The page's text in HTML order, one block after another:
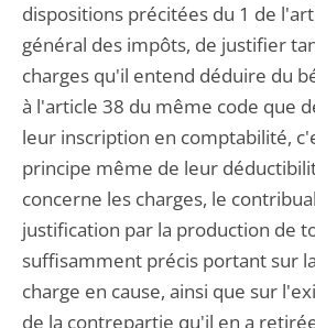
dispositions précitées du 1 de
général des impôts, de justifier
charges qu'il entend déduire du
à l'article 38 du même code que
leur inscription en comptabilité,
principe même de leur
concerne les charges, le
justification par la production de
suffisamment précis portant sur
charge en cause, ainsi que sur
de la contrepartie qu'il en a